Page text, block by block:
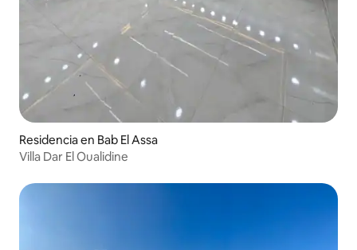
Residencia en Bab El Assa
Villa Dar El Oualidine